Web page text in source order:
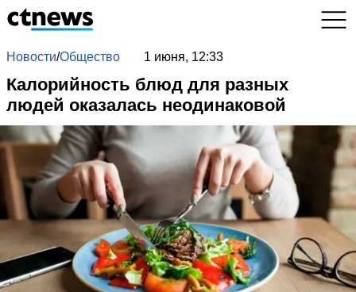
Новости/Общество 1 июня, 12:33
Калорийность блюд для разных
людей оказалась неодинаковой